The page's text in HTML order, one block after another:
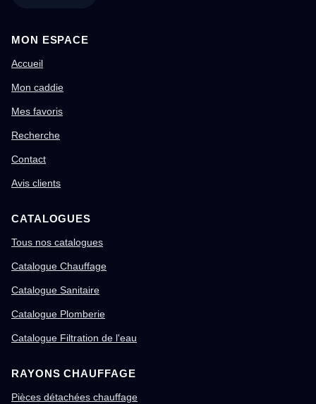
MON ESPACE
Accueil
Mon caddie
Mes favoris
Recherche
Contact
Avis clients
CATALOGUES
Tous nos catalogues
Catalogue Chauffage
Catalogue Sanitaire
Catalogue Plomberie
Catalogue Filtration de l'eau
RAYONS CHAUFFAGE
Pièces détachées chauffage